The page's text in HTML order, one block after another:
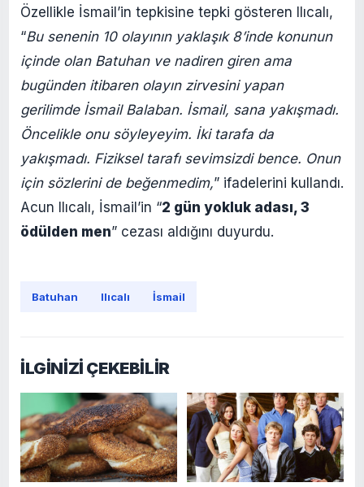
Özellikle İsmail’in tepkisine tepki gösteren Ilıcalı,
“Bu senenin 10 olayının yaklaşık 8’inde konunun
içinde olan Batuhan ve nadiren giren ama
bugünden itibaren olayın zirvesini yapan
gerilimde İsmail Balaban. İsmail, sana yakışmadı.
Öncelikle onu söyleyeyim. İki tarafa da
yakışmadı. Fiziksel tarafı sevimsizdi bence. Onun
için sözlerini de beğenmedim,” ifadelerini kullandı.
Acun Ilıcalı, İsmail’in “2 gün yokluk adası, 3
ödülden men” cezası aldığını duyurdu.
Batuhan Ilıcalı İsmail
İLGİNİZİ ÇEKEBİLİR